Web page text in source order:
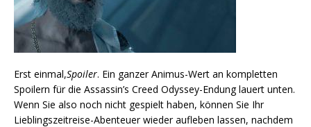
Erst einmal,Spoiler. Ein ganzer Animus-Wert an kompletten
Spoilern für die Assassin’s Creed Odyssey-Endung lauert unten.
Wenn Sie also noch nicht gespielt haben, können Sie Ihr
Lieblingszeitreise-Abenteuer wieder aufleben lassen, nachdem